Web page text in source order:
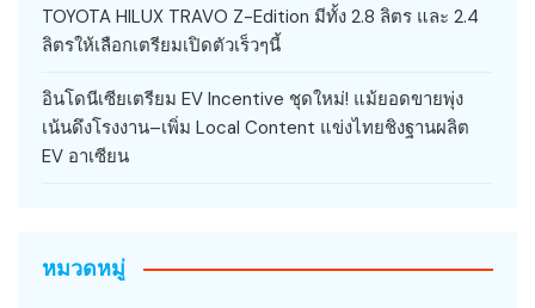
TOYOTA HILUX TRAVO Z-Edition มีทั้ง 2.8 ลิตร และ 2.4
ลิตรให้เลือกเตรียมเปิดตัวเร็วๆนี้
อินโดนีเซียเตรียม EV Incentive ชุดใหม่! แม้ยอดขายพุ่ง
เน้นดึงโรงงาน–เพิ่ม Local Content แข่งไทยชิงฐานผลิต
EV อาเซียน
หมวดหมู่